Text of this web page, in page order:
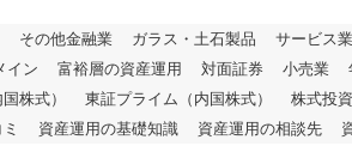
その他金融業 ガラス・土石製品 サービス業
イン 富裕層の資産運用 対面証券 小売業
株式）
東証プライム（内国株式） 株式投資
資産運用の基礎知識 資産運用の相談先